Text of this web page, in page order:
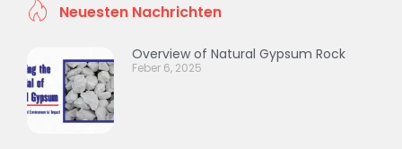
Neuesten Nachrichten
Overview of Natural Gypsum Rock
Feber 6, 2025